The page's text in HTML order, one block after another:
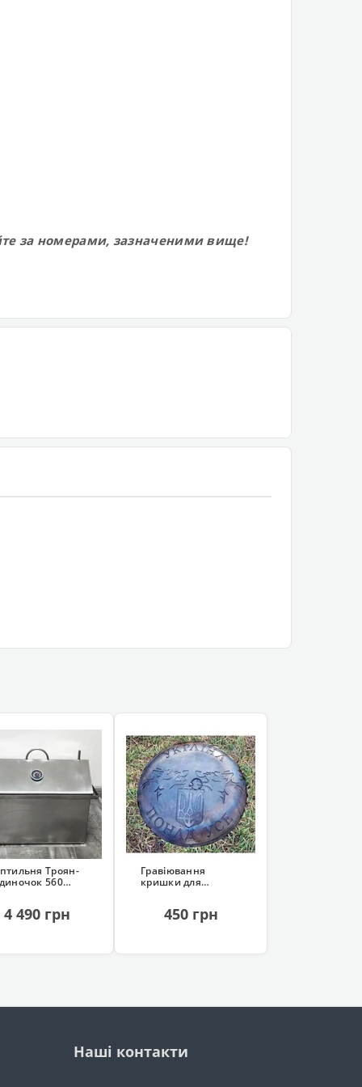
за номерами, зазначеними вище!
Троян-
560
4 490 грн
Гравіювання
кришки для
450 грн
Наші контакти